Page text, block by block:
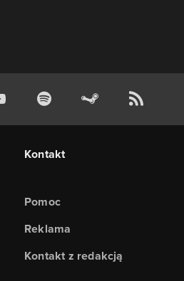
Kontakt
Pomoc
Reklama
Kontakt z redakcją